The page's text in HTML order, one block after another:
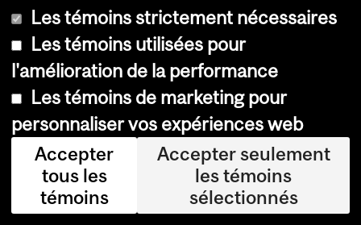
en
t
rét
abl
ir
nc
Les témoins strictement nécessaires
Les témoins utilisées pour
l'amélioration de la performance
Les témoins de marketing pour
personnaliser vos expériences web
Accepter
tous les
témoins
Accepter seulement
les témoins
sélectionnés